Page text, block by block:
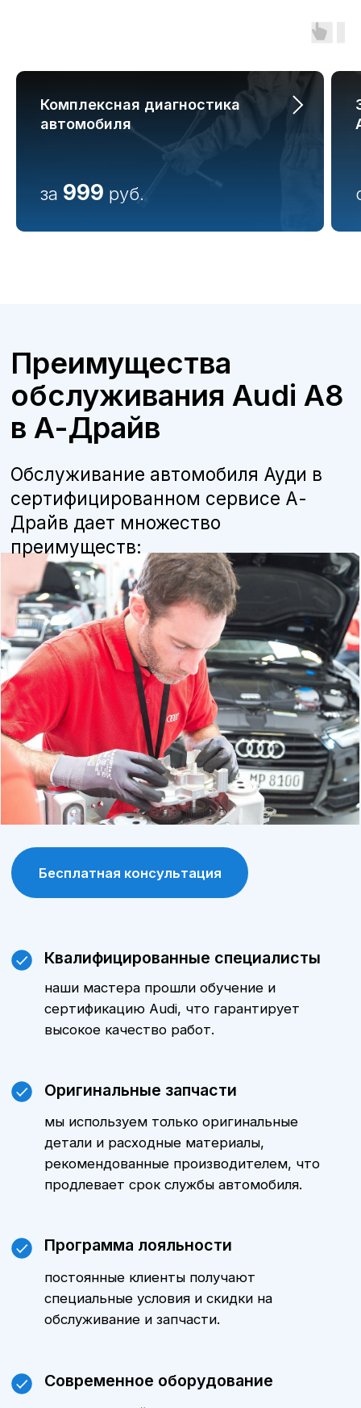
Комплексная диагностика
автомобиля
за 999 руб.
Оригинальные запчасти
мы используем только оригинальные
детали и расходные материалы,
рекомендованные производителем, что
продлевает срок службы автомобиля.
Квалифицированные специалисты
сертификацию Audi, что гарантирует
высокое качество работ.
Бесплатная консультация
сертифицированном сервисе А-
Драйв дает множество
Современное оборудование
сервис А-Драйв оснащен современными
диагностическими и ремонтными
инструментами, что позволяет выявлять и
устранять проблемы максимально точно.
Сохранение гарантии
обслуживание у официального дилера
на автомобиль.
Программа лояльности
постоянные клиенты получают
специальные условия и скидки на
обслуживание и запчасти.
Цены
обслуживания Ауди A8 зависит от
модели автомобиля, пробега и
Уточнить стоимость ТО именно для
вашего автомобиля можно,
Мы всегда готовы предложить
оптимальные варианты и